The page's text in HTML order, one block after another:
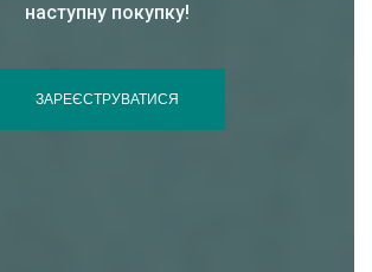
наступну покупку!
ЗАРЕЄСТРУВАТИСЯ